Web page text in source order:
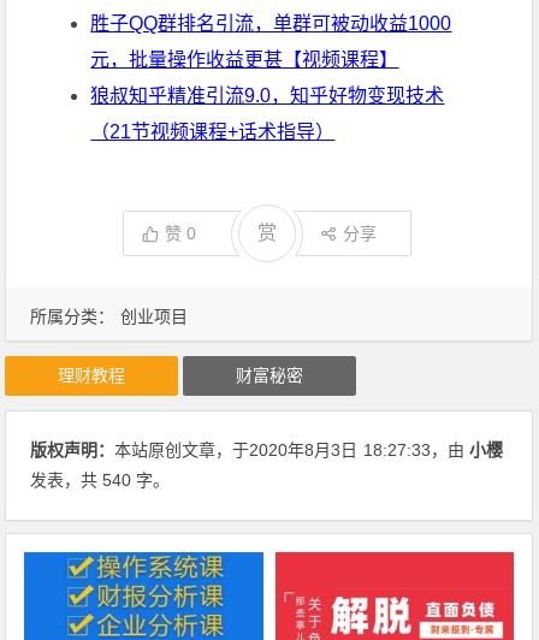
所属分类： 创业项目
胜子QQ群排名引流，单群可被动收益1000
元，批量操作收益更甚【视频课程】
狼叔知乎精准引流9.0，知乎好物变现技术
（21节视频课程+话术指导）
赞0 赏 分享
理财教程 财富秘密
版权声明：本站原创文章，于2020年8月3日 18:27:33，由小樱
发表，共 540 字。